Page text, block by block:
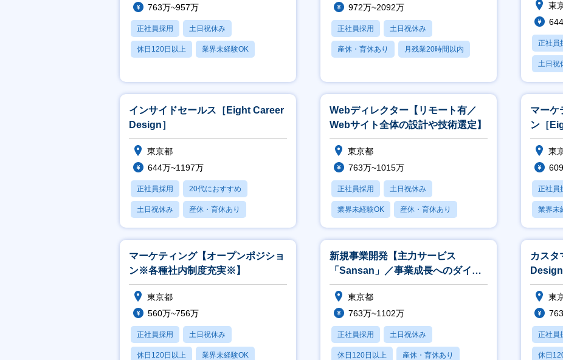
763万~957万
正社員採用 土日祝休み
休日120日以上 業界未経験OK
972万~2092万
正社員採用 土日祝休み
産休・育休あり 月残業20時間以内
東
正社員
土日祝
賞与あ
インサイドセールス［Eight Career
Design］
東京都
644万~1197万
正社員採用 20代におすすめ
土日祝休み 産休・育休あり
賞与あり
Webディレクター【リモート有／
Webサイト全体の設計や技術選定】
東京都
763万~1015万
正社員採用 土日祝休み
業界未経験OK 産休・育休あり
月残業20時間以内
マーケ
ン［
東
正社員
業界未
賞与あ
マーケティング【オープンポジショ
ン※各種社内制度充実※】
東京都
560万~756万
正社員採用 土日祝休み
休日120日以上 業界未経験OK
新規事業開発【主力サービス
「Sansan」／事業成長へのダイレ
クトな貢献】
東京都
763万~1102万
正社員採用 土日祝休み
休日120日以上 産休・育休あり
カス
Design
東
正社員
休日